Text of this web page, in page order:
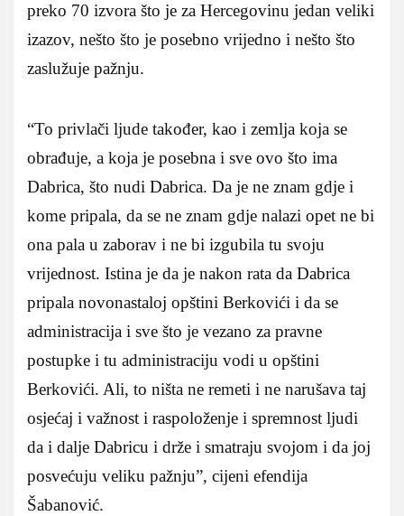
preko 70 izvora što je za Hercegovinu jedan veliki
izazov, nešto što je posebno vrijedno i nešto što
zaslužuje pažnju.
“To privlači ljude također, kao i zemlja koja se
obrađuje, a koja je posebna i sve ovo što ima
Dabrica, što nudi Dabrica. Da je ne znam gdje i
kome pripala, da se ne znam gdje nalazi opet ne bi
ona pala u zaborav i ne bi izgubila tu svoju
vrijednost. Istina je da je nakon rata da Dabrica
pripala novonastaloj opštini Berkovići i da se
administracija i sve što je vezano za pravne
postupke i tu administraciju vodi u opštini
Berkovići. Ali, to ništa ne remeti i ne narušava taj
osjećaj i važnost i raspoloženje i spremnost ljudi
da i dalje Dabricu i drže i smatraju svojom i da joj
posvećuju veliku pažnju”, cijeni efendija
Šabanović.